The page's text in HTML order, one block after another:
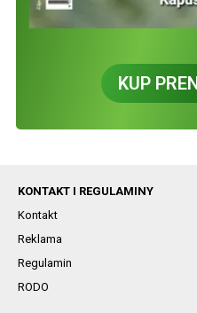
KUP
KONTAKT I REGULAMINY
Kontakt
Reklama
Regulamin
RODO